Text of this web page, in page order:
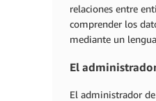
relaciones entre
comprender los
mediante un
El
El administrador